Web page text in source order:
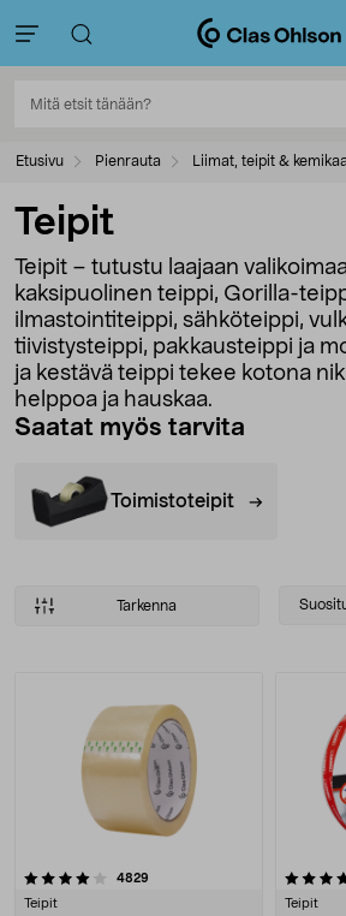
Etusivu Pienrauta Liimat, teipit &
Teipit
Teipit – tutustu laajaan
kaksipuolinen teippi, Gorilla-
ilmastointiteippi, sähköteippi,
tiivistysteippi, pakkausteippi ja
ja kestävä teippi tekee kotona
helppoa ja hauskaa.
Saatat myös tarvita
Toimistoteipit
Tarkenna
Select
4829
Teipit
4.0 viidestä tähdestä
Teipit